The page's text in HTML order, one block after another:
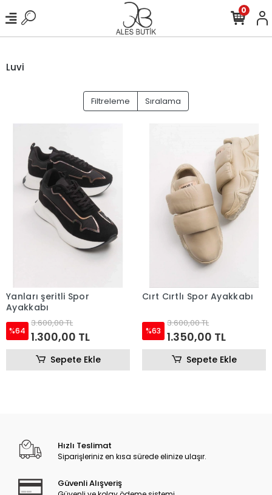
0
Luvi
Filtreleme Sıralama
Yanları şeritli Spor
Ayakkabı
%64
3.600,00 TL
1.300,00 TL
Sepete Ekle
Cırt Cırtlı Spor Ayakkabı
%63
3.600,00 TL
1.350,00 TL
Sepete Ekle
Hızlı Teslimat
Siparişleriniz en kısa sürede elinize ulaşır.
Güvenli Alışveriş